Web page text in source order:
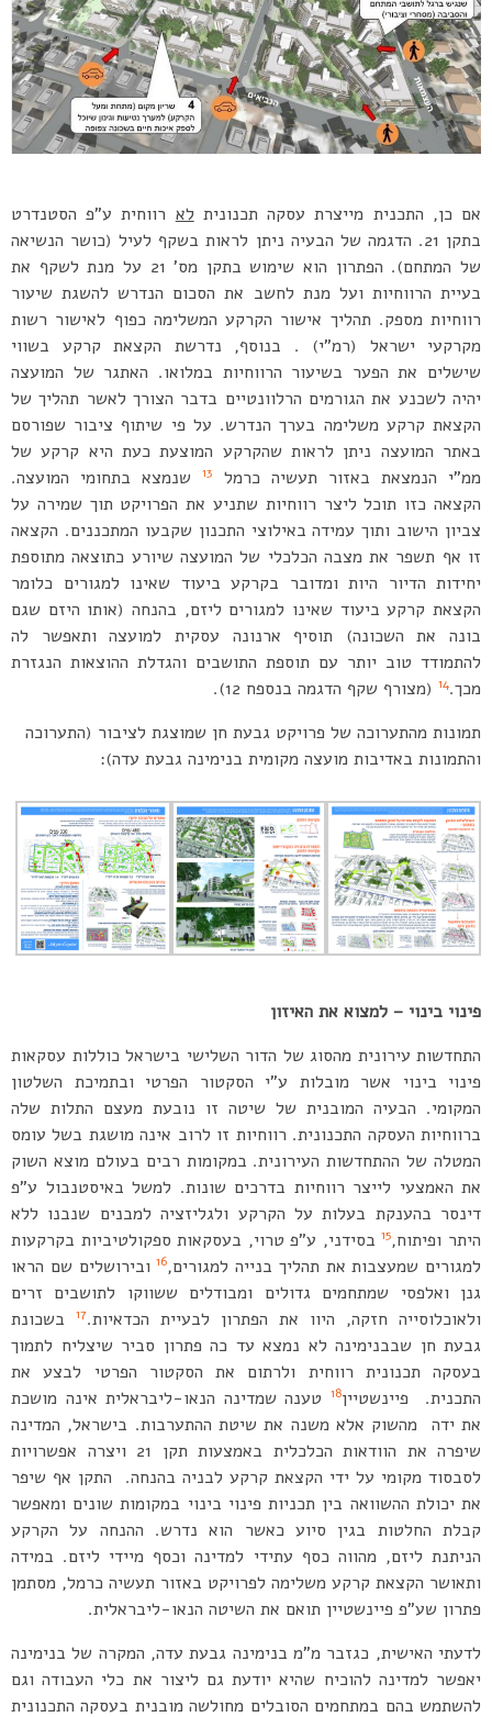
אם כן, התכנית מייצרת עסקה תכנונית לא רווחית ע”פ הסטנדרט
בתקן 21. הדגמה של הבעיה ניתן לראות בשקף לעיל (כושר הנשיאה
של המתחם). הפתרון הוא שימוש בתקן מס’ 21 על מנת לשקף את
בעיית הרווחיות ועל מנת לחשב את הסכום הנדרש להשגת שיעור
רווחיות מספק. תהליך אישור הקרקע המשלימה כפוף לאישור רשות
מקרקעי ישראל (רמ”י) . בנוסף, נדרשת הקצאת קרקע בשווי
שישלים את הפער בשיעור הרווחיות במלואו. האתגר של המועצה
יהיה לשכנע את הגורמים הרלוונטיים בדבר הצורך לאשר תהליך של
הקצאת קרקע משלימה בערך הנדרש. על פי שיתוף ציבור שפורסם
באתר המועצה ניתן לראות שהקרקע המוצעת כעת היא קרקע של
ממ”י הנמצאת באזור תעשיה כרמל
13שנמצא בתחומי המועצה.
הקצאה כזו תוכל ליצר רווחיות שתניע את הפרויקט תוך שמירה על
צביון הישוב ותוך עמידה באילוצי התכנון שקבעו המתכננים. הקצאה
זו אף תשפר את מצבה הכלכלי של המועצה שיורע כתוצאה מתוספת
יחידות הדיור היות ומדובר בקרקע ביעוד שאינו למגורים כלומר
הקצאת קרקע ביעוד שאינו למגורים ליזם, בהנחה (אותו היזם שגם
בונה את השכונה) תוסיף ארנונה עסקית למועצה ותאפשר לה
להתמודד טוב יותר עם תוספת התושבים והגדלת ההוצאות הנגזרת
מכך.14 (מצורף שקף הדגמה בנספח 12).
תמונות מהתערוכה של פרויקט גבעת חן שמוצגת לציבור (התערוכה
והתמונות באדיבות מועצה מקומית בנימינה גבעת עדה):
פינוי בינוי – למצוא את האיזון
התחדשות עירונית מהסוג של הדור השלישי בישראל כוללות עסקאות
פינוי בינוי אשר מובלות ע”י הסקטור הפרטי ובתמיכת השלטון
המקומי. הבעיה המובנית של שיטה זו נובעת מעצם התלות שלה
ברווחיות העסקה התכנונית. רווחיות זו לרוב אינה מושגת בשל עומס
המטלה של ההתחדשות העירונית. במקומות רבים בעולם מוצא השוק
את האמצעי לייצר רווחיות בדרכים שונות. למשל באיסטנבול ע”פ
דינסר בהענקת בעלות על הקרקע ולגליזציה למבנים שנבנו ללא
היתר ופיתוח,15בסידני, ע”פ טרוי, בעסקאות ספקולטיביות בקרקעות
למגורים שמעצבות את תהליך בנייה למגורים,16ובירושלים שם הראו
גנן ואלפסי שמתחמים גדולים ומבודלים ששווקו לתושבים זרים
ולאוכלוסייה חזקה, היוו את הפתרון לבעיית הכדאיות.17
בשכונת
גבעת חן שבבנימינה לא נמצא עד כה פתרון סביר שיצליח לתמוך
בעסקה תכנונית רווחית ולרתום את הסקטור הפרטי לבצע את
התכנית. פיינשטיין18 טענה שמדינה הנאו-ליבראלית אינה מושכת
את ידה מהשוק אלא משנה את שיטת ההתערבות. בישראל, המדינה
שיפרה את הוודאות הכלכלית באמצעות תקן 21 ויצרה אפשרויות
לסבסוד מקומי על ידי הקצאת קרקע לבניה בהנחה. התקן אף שיפר
את יכולת ההשוואה בין תכניות פינוי בינוי במקומות שונים ומאפשר
קבלת החלטות בגין סיוע כאשר הוא נדרש. ההנחה על הקרקע
הניתנת ליזם, מהווה כסף עתידי למדינה וכסף מיידי ליזם. במידה
ותאושר הקצאת קרקע משלימה לפרויקט באזור תעשיה כרמל, מסתמן
פתרון שע”פ פיינשטיין תואם את השיטה הנאו-ליבראלית.
לדעתי האישית, כגזבר מ”מ בנימינה גבעת עדה, המקרה של בנימינה
יאפשר למדינה להוכיח שהיא יודעת גם ליצור את כלי העבודה וגם
להשתמש בהם במתחמים הסובלים מחולשה מובנית בעסקה התכנונית